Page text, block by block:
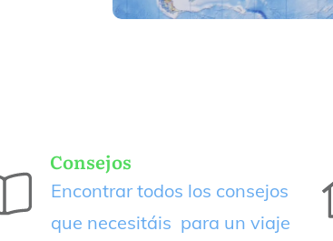
Consejos
Encontrar todos los consejos
que necesitáis para un viaje